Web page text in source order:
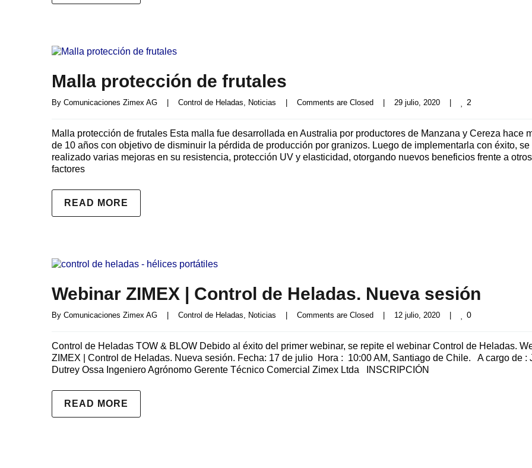
Malla protección de frutales
By Comunicaciones Zimex AG Control de Heladas, Noticias Comments are Closed 29 julio, 2020 2
Malla protección de frutales Esta malla fue desarrollada en Australia por productores de Manzana y Cereza hace
de 10 años con objetivo de disminuir la pérdida de producción por granizos. Luego de implementarla con éxito, se
realizado varias mejoras en su resistencia, protección UV y elasticidad, otorgando nuevos beneficios frente a otros
factores
READ MORE
Webinar ZIMEX | Control de Heladas. Nueva sesión
By Comunicaciones Zimex AG Control de Heladas, Noticias Comments are Closed 12 julio, 2020 0
Control de Heladas TOW & BLOW Debido al éxito del primer webinar, se repite el webinar Control de Heladas.
ZIMEX | Control de Heladas. Nueva sesión. Fecha: 17 de julio Hora : 10:00 AM, Santiago de Chile. A cargo de :
Dutrey Ossa Ingeniero Agrónomo Gerente Técnico Comercial Zimex Ltda INSCRIPCIÓN
READ MORE